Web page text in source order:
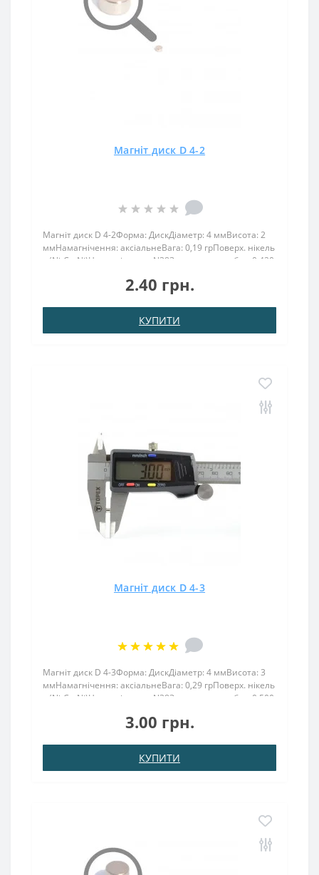
Магніт диск D 4-2
Магніт диск D 4-2Форма: ДискДіаметр: 4 ммВисота: 2
ммНамагнічення: аксіальнеВага: 0,19 грПоверх. нікель
.: (Ni-Cu-Ni)Намагнічення: N38Зчеплення прибл .: 0.420
вагою всього 20 грам володіє силою..
2.40 грн.
КУПИТИ
Магніт диск D 4-3
Магніт диск D 4-3Форма: ДискДіаметр: 4 ммВисота: 3
ммНамагнічення: аксіальнеВага: 0,29 грПоверх. нікель
.: (Ni-Cu-Ni)Намагнічення: N38Зчеплення прибл .: 0.500
рідкоземельний елемент, який має високу..
3.00 грн.
КУПИТИ